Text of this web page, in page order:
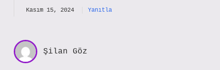
Kasım 15, 2024 Yanıtla
Şilan Göz